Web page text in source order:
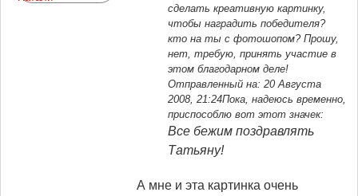
сделать креативную картинку,
чтобы наградить победителя?
кто на ты с фотошопом? Прошу,
нет, требую, принять участие в
этом благодарном деле!
Отправленный на: 20 Августа
2008, 21:24Пока, надеюсь временно,
приспособлю вот этот значек:
Все бежим поздравлять
Татьяну!
А мне и эта картинка очень